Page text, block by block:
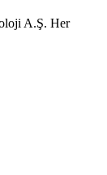
A.Ş. Her